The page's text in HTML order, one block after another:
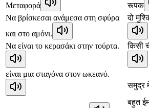
Μεταφορά
रूपक
Να βρίσκεσαι ανάμεσα στη σφύρα
και στο αμόνι.
दो
Να είναι το κερασάκι στην τούρτα. किसी
είναι μια σταγόνα στον ωκεανό.
समुद्र
बहुत